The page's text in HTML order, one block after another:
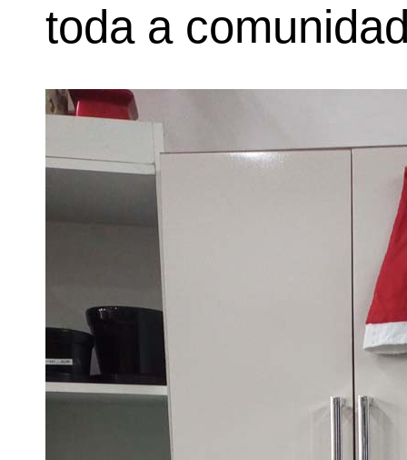
toda a